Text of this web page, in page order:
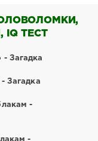
IQ ТЕСТ
Загадка
Загадка
-
-